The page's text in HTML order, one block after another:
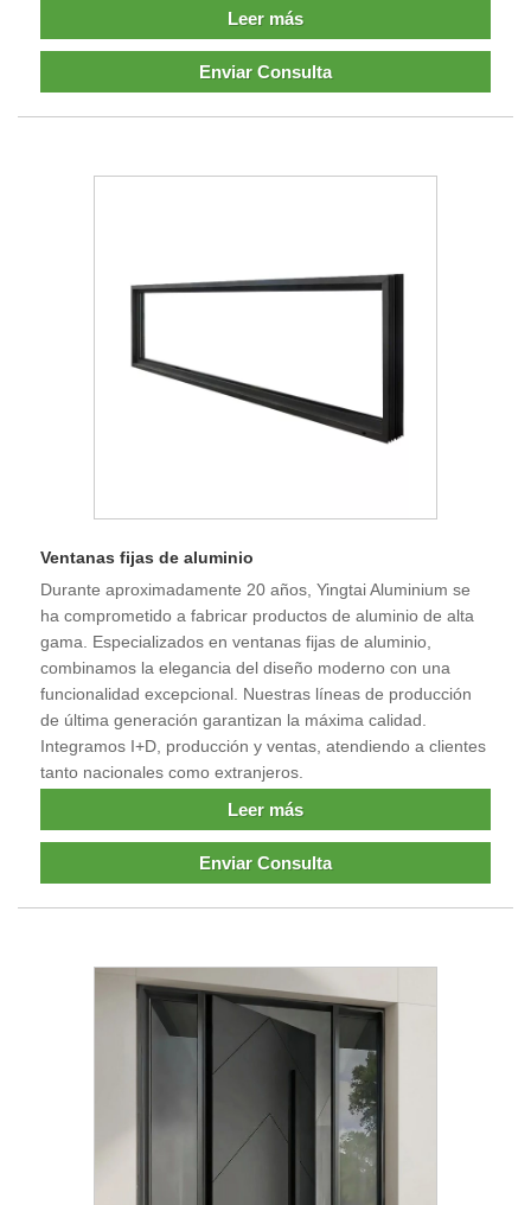
Leer más
Enviar Consulta
Ventanas fijas de aluminio
Durante aproximadamente 20 años, Yingtai Aluminium se
ha comprometido a fabricar productos de aluminio de alta
gama. Especializados en ventanas fijas de aluminio,
combinamos la elegancia del diseño moderno con una
funcionalidad excepcional. Nuestras líneas de producción
de última generación garantizan la máxima calidad.
Integramos I+D, producción y ventas, atendiendo a clientes
tanto nacionales como extranjeros.
Leer más
Enviar Consulta